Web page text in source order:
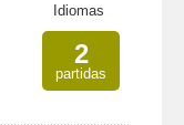
Idiomas
2
partidas